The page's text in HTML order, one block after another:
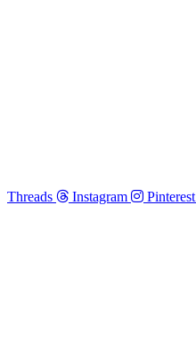
Threads Instagram Pinterest